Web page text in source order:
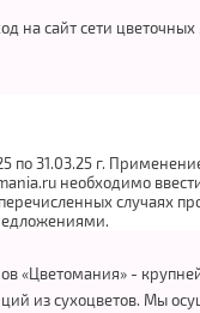
на сайт сети
по 31.03.25 г.
необходимо
случаях
«Цветомания» -
из сухоцветов. Мы